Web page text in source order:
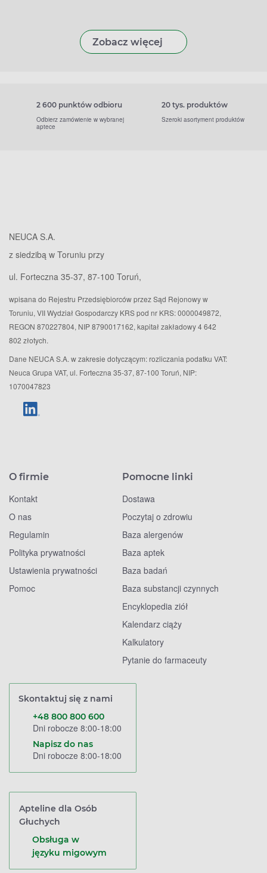
Zobacz więcej
2 600 punktów odbioru
Odbierz zamówienie w wybranej
aptece
20 tys. produktów
Szeroki asortyment produktów
NEUCA S.A.
z siedzibą w Toruniu przy
ul. Forteczna 35-37, 87-100 Toruń,
wpisana do Rejestru Przedsiębiorców przez Sąd Rejonowy w
Toruniu, VII Wydział Gospodarczy KRS pod nr KRS: 0000049872,
REGON 870227804, NIP 8790017162, kapitał zakładowy 4 642
802 złotych.
Dane NEUCA S.A. w zakresie dotyczącym: rozliczania podatku VAT:
Neuca Grupa VAT, ul. Forteczna 35-37, 87-100 Toruń, NIP:
1070047823
O firmie
Kontakt
O nas
Regulamin
Polityka prywatności
Ustawienia prywatności
Pomoc
Pomocne linki
Dostawa
Poczytaj o zdrowiu
Baza alergenów
Baza aptek
Baza badań
Baza substancji czynnych
Encyklopedia ziół
Kalendarz ciąży
Kalkulatory
Pytanie do farmaceuty
Skontaktuj się z nami
+48 800 800 600
Dni robocze 8:00-18:00
Napisz do nas
Dni robocze 8:00-18:00
Apteline dla Osób
Głuchych
Obsługa w
języku migowym